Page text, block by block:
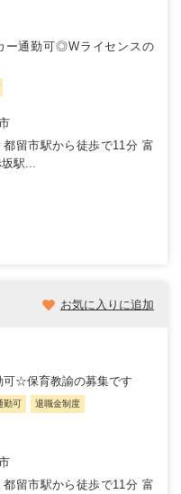
ー通勤可◎Wライセンスの
都留市駅から徒歩で11分 富
駅...
お気に入りに追加
☆保育教諭の募集です
勤可 退職金制度
都留市駅から徒歩で11分 富